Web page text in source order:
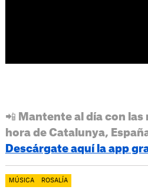
📲 Mantente al día con
hora de Catalunya,
Descárgate aquí la app
MÚSICA ROSALÍA